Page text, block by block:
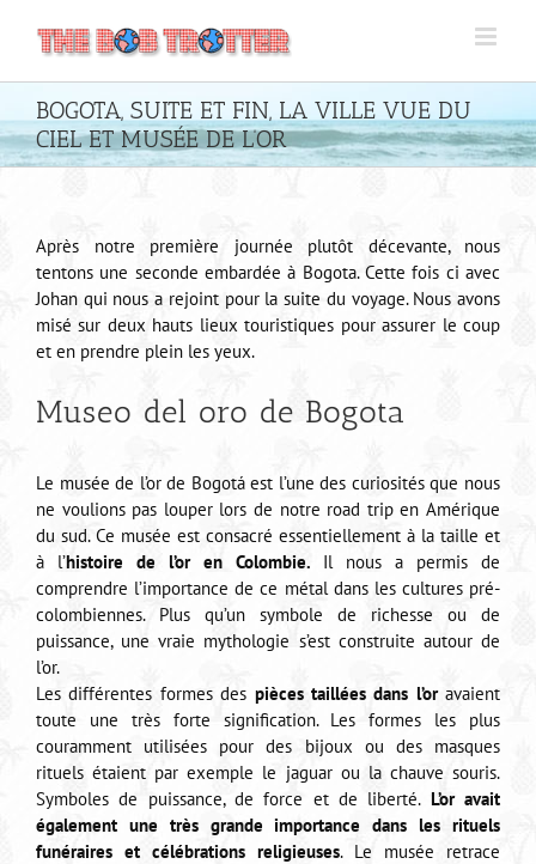
contenu
BOGOTA, SUITE ET FIN, LA VILLE VUE DU
CIEL ET MUSÉE DE L’OR
Après notre première journée plutôt décevante, nous
tentons une seconde embardée à Bogota. Cette fois ci avec
Johan qui nous a rejoint pour la suite du voyage. Nous avons
misé sur deux hauts lieux touristiques pour assurer le coup
et en prendre plein les yeux.
Museo del oro de Bogota
Le musée de l’or de Bogotá est l’une des curiosités que nous
ne voulions pas louper lors de notre road trip en Amérique
du sud. Ce musée est consacré essentiellement à la taille et
à l’histoire de l’or en Colombie. Il nous a permis de
comprendre l’importance de ce métal dans les cultures pré-
colombiennes. Plus qu’un symbole de richesse ou de
puissance, une vraie mythologie s’est construite autour de
l’or.
Les différentes formes des pièces taillées dans l’oravaient
toute une très forte signification. Les formes les plus
couramment utilisées pour des bijoux ou des masques
rituels étaient par exemple le jaguar ou la chauve souris.
Symboles de puissance, de force et de liberté. L’or avait
également une très grande importance dans les rituels
funéraires et célébrations religieuses. Le musée retrace